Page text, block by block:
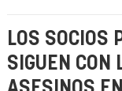
LOS SOCIOS
SIGUEN CON